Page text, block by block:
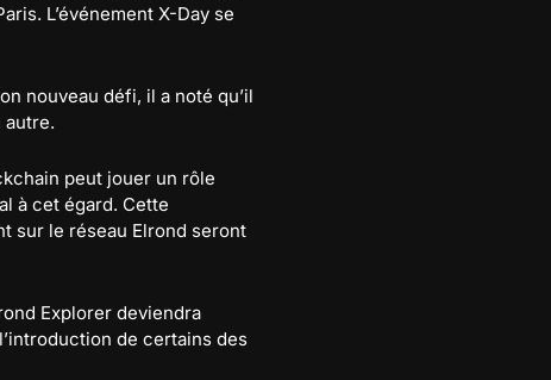
L’événement X-Day se
nouveau défi, il a noté qu’il
autre.
peut jouer un rôle
à cet égard. Cette
sur le réseau Elrond seront
Explorer deviendra
de certains des